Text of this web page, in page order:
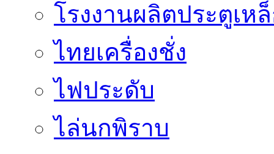
โรงงานผลิตประตูเห
ไทยเครื่องชั่ง
ไฟประดับ
ไล่นกพิราบ